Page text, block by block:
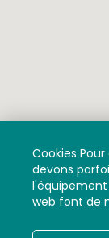
Cookies
devons
l'équipement
web font de